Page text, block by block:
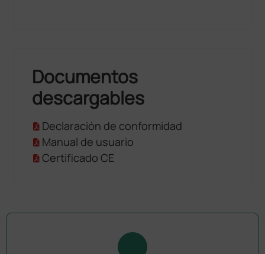
Documentos
descargables
Declaración de conformidad
Manual de usuario
Certificado CE